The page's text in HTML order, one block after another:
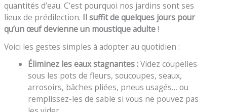
quantités d’eau. C’est pourquoi nos jardins sont ses
lieux de prédilection. Il suffit de quelques jours pour
qu’un œuf devienne un moustique adulte!
Voici les gestes simples à adopter au quotidien :
Éliminez les eaux stagnantes :Videz coupelles
sous les pots de fleurs, soucoupes, seaux,
arrosoirs, bâches pliées, pneus usagés… ou
remplissez-les de sable si vous ne pouvez pas